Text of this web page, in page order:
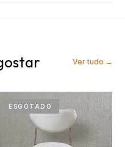
Ver tudo →
ESGOTADO